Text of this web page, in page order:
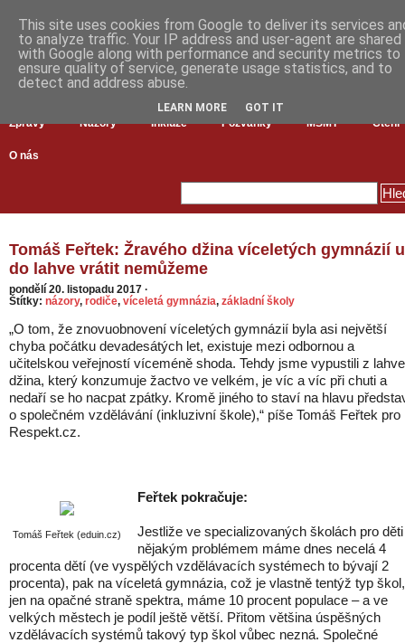
Zprávy Názory Inkluze Pozvánky MŠMT Čtení
O nás
Tomáš Feřtek: Žravého džina víceletých gymnázií
do lahve vrátit nemůžeme
pondělí 20. listopadu 2017 ·
Štítky: názory, rodiče, víceletá gymnázia, základní školy
„O tom, že znovuobnovení víceletých gymnázií byla asi největší
chyba počátku devadesátých let, existuje mezi odbornou a
učitelskou veřejností víceméně shoda. Tehdy jsme vypustili z lahve
džina, který konzumuje žactvo ve velkém, je víc a víc při chuti a
nedaří se ho nacpat zpátky. Kromě jiného to staví na hlavu
o společném vzdělávání (inkluzivní škole),“ píše Tomáš Feřtek pro
Respekt.cz.
Tomáš Feřtek (eduin.cz)
Feřtek pokračuje:
Jestliže ve specializovaných školách pro
nějakým problémem máme dnes necelá 4
procenta dětí (ve vyspělých vzdělávacích systémech to bývají 2
procenta), pak na víceletá gymnázia, což je vlastně tentýž typ škol,
jen na opačné straně spektra, máme 10 procent populace – a ve
velkých městech je podíl ještě větší. Přitom většina úspěšných
vzdělávacích systémů takový typ škol vůbec nezná. Společné
This site uses cookies from Google to deliver its services
to analyze traffic. Your IP address and user-agent are shared
with Google along with performance and security metrics to
ensure quality of service, generate usage statistics, and to
detect and address abuse.
LEARN MORE GOT IT